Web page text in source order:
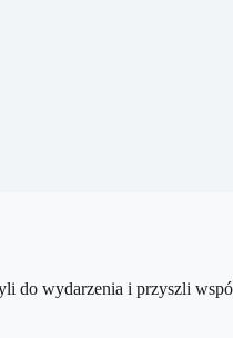
do wydarzenia i przyszli